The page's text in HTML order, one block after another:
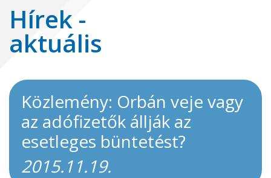
Hírek -
aktuális
Közlemény: Orbán veje vagy
az adófizetők állják az
esetleges büntetést?
2015.11.19.